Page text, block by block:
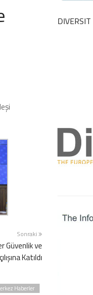
Sonraki
Güvenlik ve
Katıldı
Haberler
DIVERSIT